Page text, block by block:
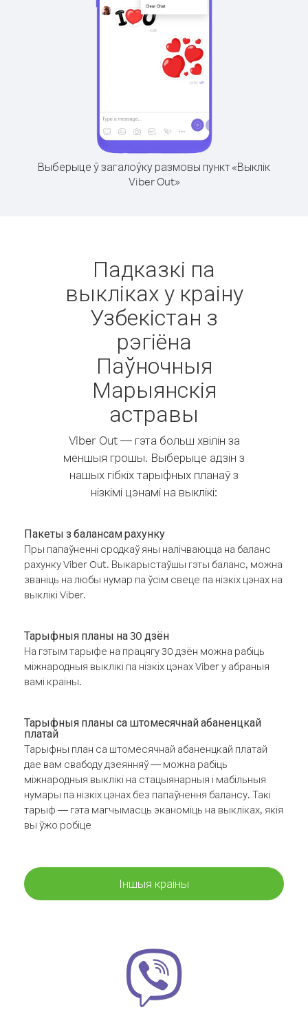
Выберыце ў загалоўку размовы пункт «Выклік
Viber Out»
Падказкі па
выкліках у краіну
Узбекістан з
рэгіёна
Паўночныя
Марыянскія
астравы
Viber Out — гэта больш хвілін за
меншыя грошы. Выберыце адзін з
нашых гібкіх тарыфных планаў з
нізкімі цэнамі на выклікі:
Пакеты з балансам рахунку
Пры папаўненні сродкаў яны налічваюцца на баланс
рахунку Viber Out. Выкарыстаўшы гэты баланс, можна
званіць на любы нумар па ўсім свеце па нізкіх цэнах на
выклікі Viber.
Тарыфныя планы на 30 дзён
На гэтым тарыфе на працягу 30 дзён можна рабіць
міжнародныя выклікі па нізкіх цэнах Viber у абраныя
вамі краіны.
Тарыфныя планы са штомесячнай абаненцкай
платай
Тарыфны план са штомесячнай абаненцкай платай
дае вам свабоду дзеянняў — можна рабіць
міжнародныя выклікі на стацыянарныя і мабільныя
нумары па нізкіх цэнах без папаўнення балансу. Такі
тарыф — гэта магчымасць эканоміць на выкліках, якія
вы ўжо робіце
Іншыя краіны